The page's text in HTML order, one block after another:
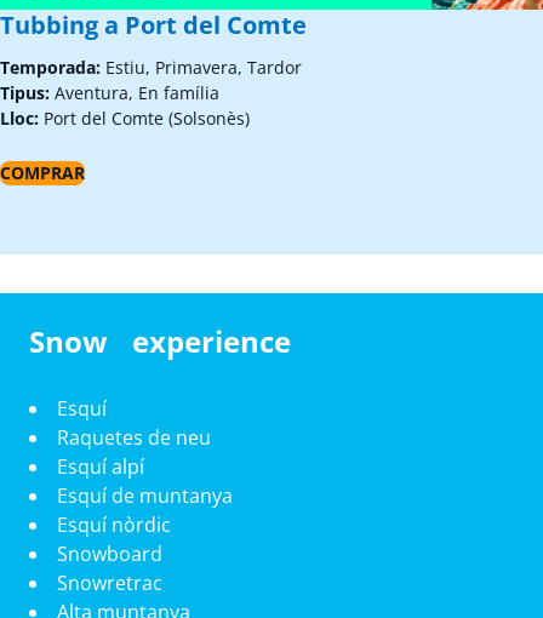
Tubbing a Port del Comte
Temporada: Estiu, Primavera, Tardor
Tipus: Aventura, En família
Lloc: Port del Comte (Solsonès)
COMPRAR
Snow experience
Esquí
Raquetes de neu
Esquí alpí
Esquí de muntanya
Esquí nòrdic
Snowboard
Snowretrac
Alta muntanya